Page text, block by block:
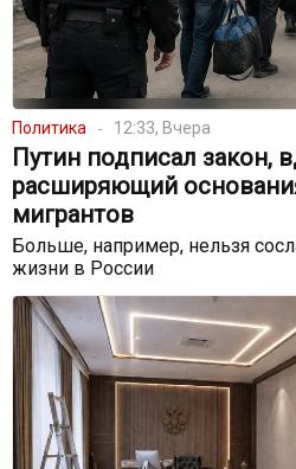
Политика 12:33, Вчера
Путин подписал закон,
расширяющий
мигрантов
Больше, например, нельзя
жизни в России